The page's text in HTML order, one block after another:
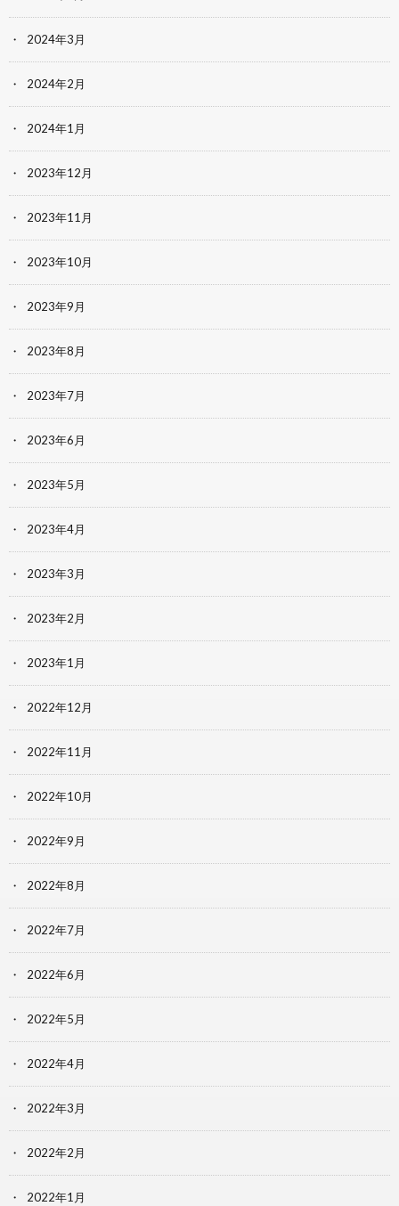
2024年3月
2024年2月
2024年1月
2023年12月
2023年11月
2023年10月
2023年9月
2023年8月
2023年7月
2023年6月
2023年5月
2023年4月
2023年3月
2023年2月
2023年1月
2022年12月
2022年11月
2022年10月
2022年9月
2022年8月
2022年7月
2022年6月
2022年5月
2022年4月
2022年3月
2022年2月
2022年1月